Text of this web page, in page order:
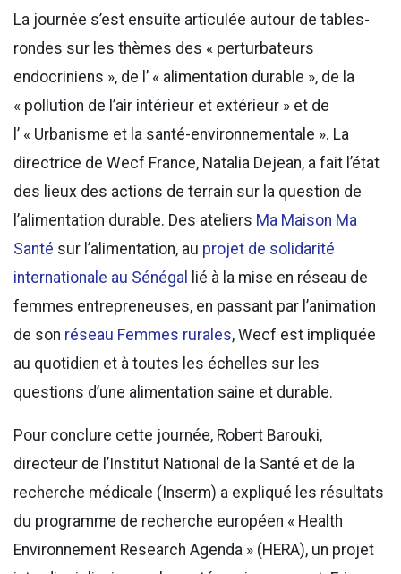
La journée s’est ensuite articulée autour de tables-
rondes sur les thèmes des « perturbateurs
endocriniens », de l’ « alimentation durable », de la
« pollution de l’air intérieur et extérieur » et de
l’ « Urbanisme et la santé-environnementale ». La
directrice de Wecf France, Natalia Dejean, a fait l’état
des lieux des actions de terrain sur la question de
l’alimentation durable. Des ateliers Ma Maison Ma
Santé sur l’alimentation, au projet de solidarité
internationale au Sénégal
lié à la mise en réseau de
femmes entrepreneuses, en passant par l’animation
de son réseau Femmes rurales, Wecf est impliquée
au quotidien et à toutes les échelles sur les
questions d’une alimentation saine et durable.
Pour conclure cette journée, Robert Barouki,
directeur de l’Institut National de la Santé et de la
recherche médicale (Inserm) a expliqué les résultats
du programme de recherche européen « Health
Environnement Research Agenda » (HERA), un projet